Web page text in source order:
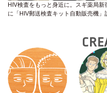
HIV検査をもっと身近に。スギ薬局
に「HIV郵送検査キット自動販売機」